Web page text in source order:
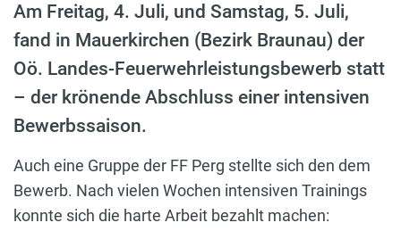
Am Freitag, 4. Juli, und Samstag, 5. Juli,
fand in Mauerkirchen (Bezirk Braunau) der
Oö. Landes-Feuerwehrleistungsbewerb statt
– der krönende Abschluss einer intensiven
Bewerbssaison.
Auch eine Gruppe der FF Perg stellte sich den dem
Bewerb. Nach vielen Wochen intensiven Trainings
konnte sich die harte Arbeit bezahlt machen: